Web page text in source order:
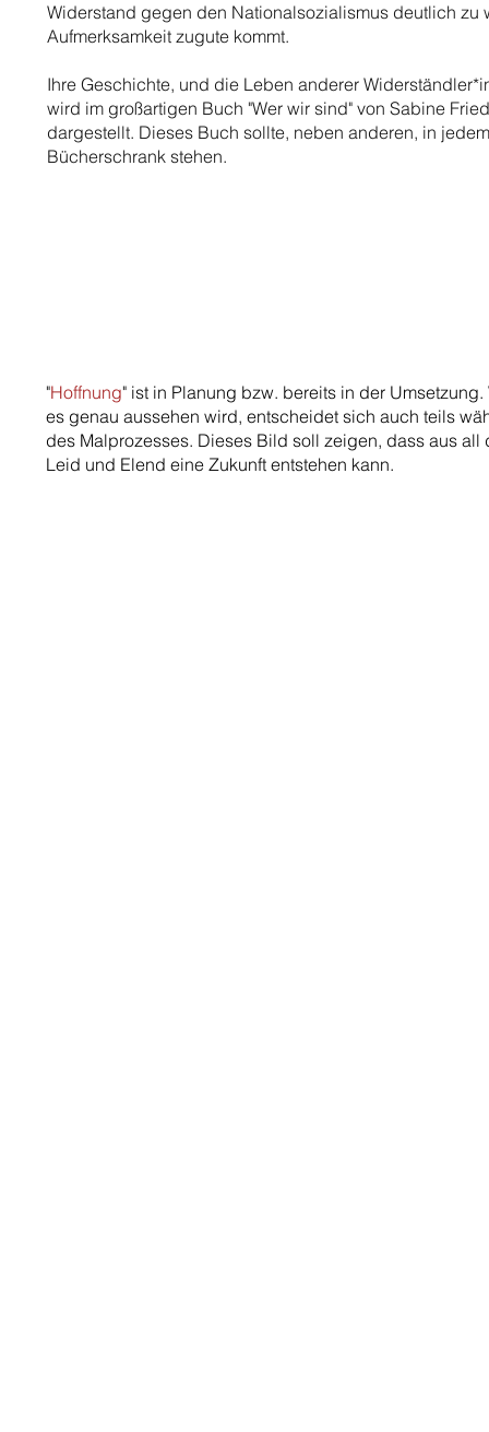
Widerstand gegen den Nationalsozialismus deutlich zu
Aufmerksamkeit zugute kommt.
Ihre Geschichte, und die Leben anderer
wird im großartigen Buch "Wer wir sind" von Sabine
dargestellt. Dieses Buch sollte, neben anderen, in jedem
Bücherschrank stehen.
"Hoffnung" ist in Planung bzw. bereits in der Umsetzung.
es genau aussehen wird, entscheidet sich auch teils
des Malprozesses. Dieses Bild soll zeigen, dass aus all
Leid und Elend eine Zukunft entstehen kann.